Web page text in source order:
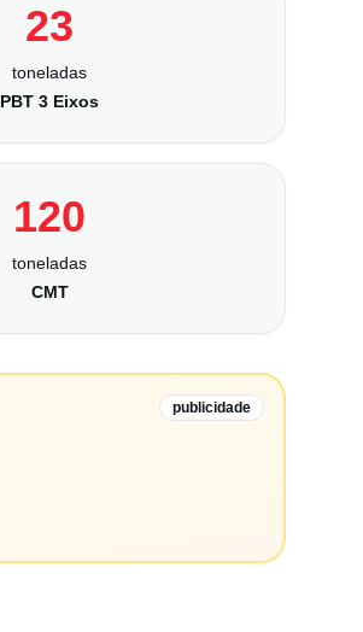
23
toneladas
PBT 3 Eixos
120
toneladas
CMT
publicidade